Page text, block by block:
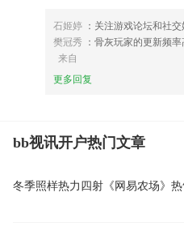
石姬婷 ：关注游戏论坛和社
樊冠秀 ：骨灰玩家的更新频
来自
更多回复
bb视讯开户热门文章